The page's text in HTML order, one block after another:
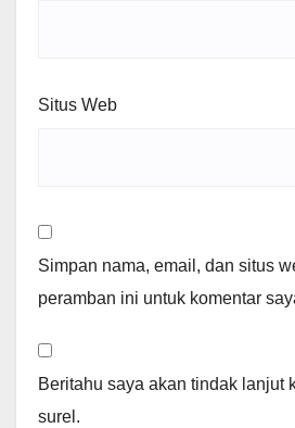
Situs Web
Simpan nama, email, dan situs
peramban ini untuk komentar
Beritahu saya akan tindak lanjut
surel.